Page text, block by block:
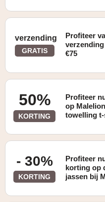
verzending
GRATIS
Profiteer
€75
50%
KORTING
Profiteer
op
towelling
- 30%
KORTING
Profiteer
korting op
jassen bij